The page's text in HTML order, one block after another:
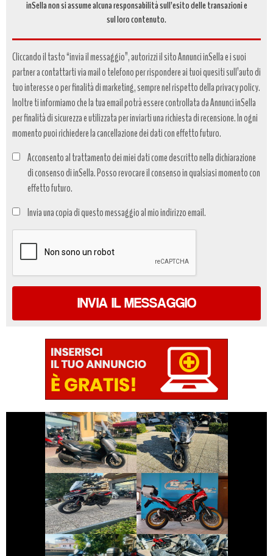
inSella non si assume alcuna responsabilità sull’esito delle transazioni e
sul loro contenuto.
Cliccando il tasto “invia il messaggio”, autorizzi il sito Annunci inSella e i suoi
partner a contattarti via mail o telefono per rispondere ai tuoi quesiti sull’auto di
tuo interesse o per finalità di marketing, sempre nel rispetto della privacy policy.
Inoltre ti informiamo che la tua email potrà essere controllata da Annunci inSella
per finalità di sicurezza e utilizzata per inviarti una richiesta di recensione. In ogni
momento puoi richiedere la cancellazione dei dati con effetto futuro.
Acconsento al trattamento dei miei dati come descritto nella dichiarazione
di consenso di inSella. Posso revocare il consenso in qualsiasi momento con
effetto futuro.
dati
*
Invia una copia di questo messaggio al mio indirizzo email.
INVIA IL MESSAGGIO
YAMAHA XMAX
€ 3.290 €
BENELLI
TORNADO
€ 6.190 €
BENELLI TRK
€ 7.490 €
MOTO-MORINI X-
CAPE
€ 5.490 €
€ 1.650 € € 4.690 €